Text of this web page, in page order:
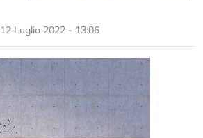
12 Luglio 2022 - 13:06